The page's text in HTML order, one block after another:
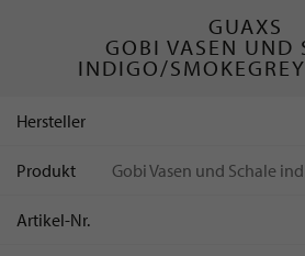
GUAXS
GOBI VASEN UND
INDIGO/
Hersteller
Produkt Gobi Vasen und Schale
Artikel-Nr.